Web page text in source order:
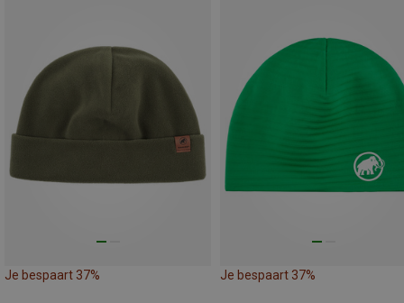
Je bespaart 37% Je bespaart 37%